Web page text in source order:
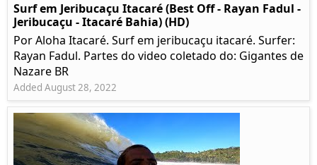
Surf em Jeribucaçu Itacaré (Best Off - Rayan Fadul -
Jeribucaçu - Itacaré Bahia) (HD)
Por Aloha Itacaré. Surf em jeribucaçu itacaré. Surfer:
Rayan Fadul. Partes do video coletado do: Gigantes de
Nazare BR
Added August 28, 2022